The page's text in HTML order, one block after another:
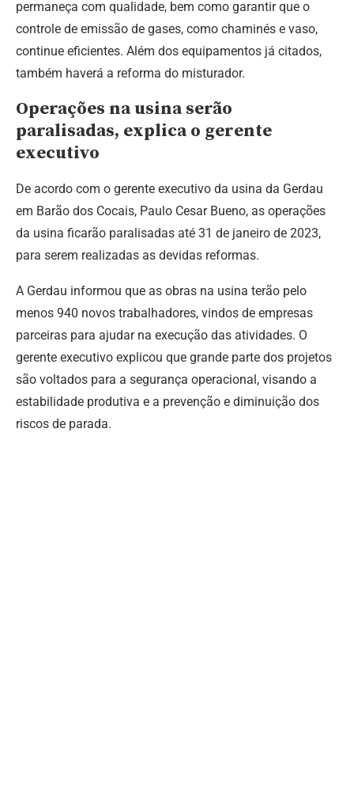
permaneça com qualidade, bem como garantir que o
controle de emissão de gases, como chaminés e vaso,
continue eficientes. Além dos equipamentos já citados,
também haverá a reforma do misturador.
Operações na usina serão
paralisadas, explica o gerente
executivo
De acordo com o gerente executivo da usina da Gerdau
em Barão dos Cocais, Paulo Cesar Bueno, as operações
da usina ficarão paralisadas até 31 de janeiro de 2023,
para serem realizadas as devidas reformas.
A Gerdau informou que as obras na usina terão pelo
menos 940 novos trabalhadores, vindos de empresas
parceiras para ajudar na execução das atividades. O
gerente executivo explicou que grande parte dos projetos
são voltados para a segurança operacional, visando a
estabilidade produtiva e a prevenção e diminuição dos
riscos de parada.